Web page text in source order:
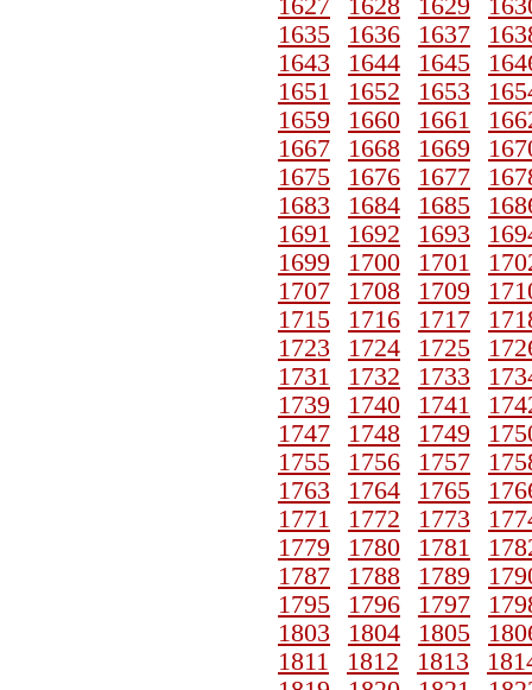
1627
1628 1629
1635
1636 1637
1643
1644 1645
1651
1652 1653
1659
1660 1661
1667
1668 1669
1675
1676 1677
1683
1684 1685
1691
1692 1693
1699
1700 1701
1707
1708 1709
1715
1716 1717
1723
1724 1725
1731
1732 1733
1739
1740 1741
1747
1748 1749
1755
1756 1757
1763
1764 1765
1771
1772 1773
1779
1780 1781
1787
1788 1789
1795
1796 1797
1803
1804 1805
1811
1812 1813